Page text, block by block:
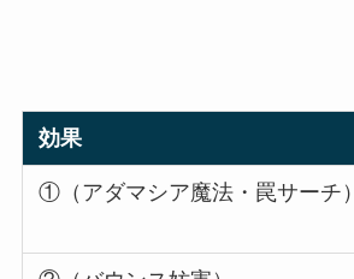
効果
①（アダマシア魔法・罠サーチ）